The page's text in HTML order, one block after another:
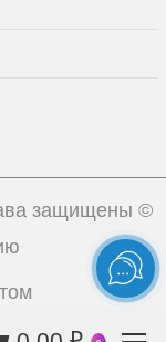
защищены ©